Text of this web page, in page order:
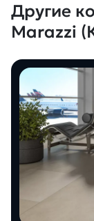
Другие
Marazzi